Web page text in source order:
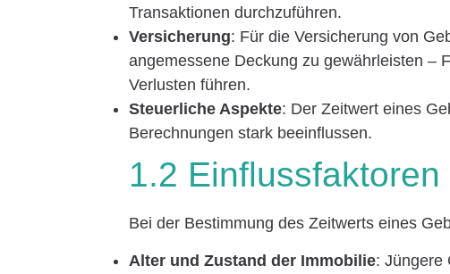
Transaktionen durchzuführen.
Versicherung: Für die Versicherung von
angemessene Deckung zu gewährleisten –
Verlusten führen.
Steuerliche Aspekte: Der Zeitwert eines
Berechnungen stark beeinflussen.
1.2 Einflussfaktoren
Bei der Bestimmung des Zeitwerts eines
Alter und Zustand der Immobilie: Jüngere